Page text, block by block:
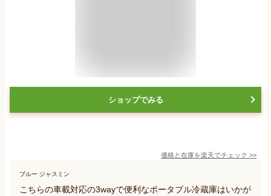
ショップでみる
価格と在庫を楽天でチェック >>
ブルー ジャスミン
こちらの車載対応の3wayで便利なポータブル冷蔵庫はいかが